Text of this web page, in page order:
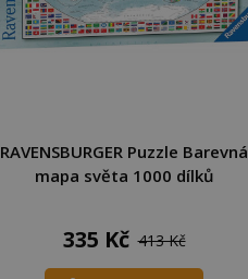
RAVENSBURGER Puzzle Barevná
mapa světa 1000 dílků
335 Kč 413 Kč